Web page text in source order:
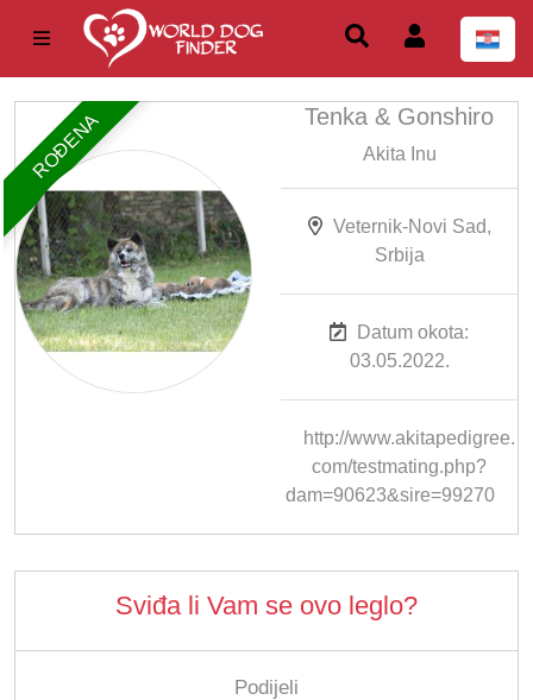
ROĐENA Tenka & Gonshiro
Akita Inu
Veternik-Novi Sad,
Srbija
Datum okota:
03.05.2022.
http://www.akitapedigree.
com/testmating.php?
dam=90623&sire=99270
Sviđa li Vam se ovo leglo?
Podijeli